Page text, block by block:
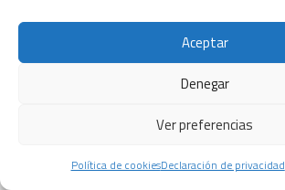
Aceptar
Denegar
Ver preferencias
Política de cookiesDeclaración de privacidad